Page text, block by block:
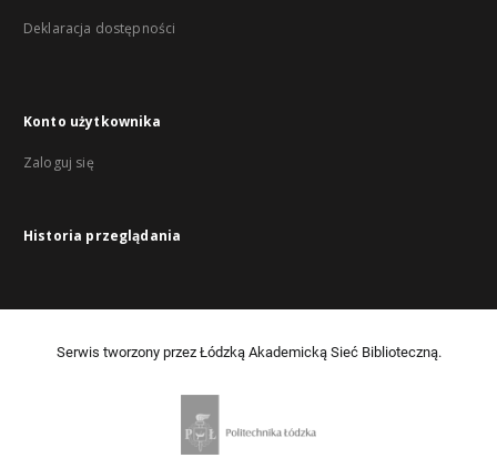
Deklaracja dostępności
Konto użytkownika
Zaloguj się
Historia przeglądania
Serwis tworzony przez Łódzką Akademicką Sieć Biblioteczną.